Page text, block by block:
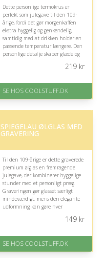
Dette personlige termokrus er
perfekt som julegave til den 109-
årige, fordi det gør morgenkaffen
ekstra hyggelig og genkendelig,
samtidig med at drikken holder en
passende temperatur længere. Den
personlige detalje skaber glæde og
På lager
Levering: Standard leveringstid
Fremragende Trustpilot rating
219kr
SE HOS COOLSTUFF.DK
SPIEGELAU ØLGLAS MED
GRAVERING
Til den 109-årige er dette graverede
premium ølglas en fremragende
julegave, der kombinerer hyggelige
stunder med et personligt præg.
Graveringen gør glasset særligt
mindeværdigt, mens den elegante
udformning kan gøre hver
På lager
Levering: Standard leveringstid
149kr
SE HOS COOLSTUFF.DK